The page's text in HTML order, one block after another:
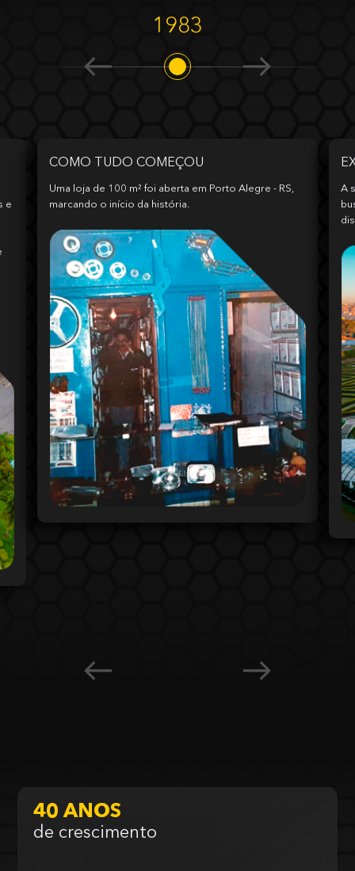
1983
e
COMO TUDO COMEÇOU
Uma loja de 100 m² foi aberta em Porto Alegre - RS,
marcando o início da história.
A
40 ANOS
de crescimento